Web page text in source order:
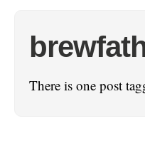
There is one post